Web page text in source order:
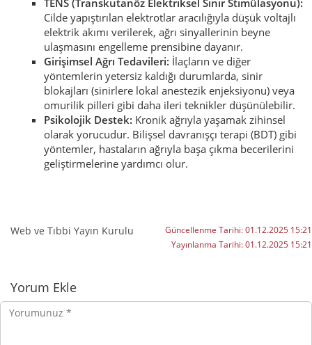
TENS (Transkutanöz Elektriksel Sinir Stimülasyonu):
Cilde yapıştırılan elektrotlar aracılığıyla düşük voltajlı
elektrik akımı verilerek, ağrı sinyallerinin beyne
ulaşmasını engelleme prensibine dayanır.
Girişimsel Ağrı Tedavileri: İlaçların ve diğer
yöntemlerin yetersiz kaldığı durumlarda, sinir
blokajları (sinirlere lokal anestezik enjeksiyonu) veya
omurilik pilleri gibi daha ileri teknikler düşünülebilir.
Psikolojik Destek: Kronik ağrıyla yaşamak zihinsel
olarak yorucudur. Bilişsel davranışçı terapi (BDT) gibi
yöntemler, hastaların ağrıyla başa çıkma becerilerini
geliştirmelerine yardımcı olur.
Web ve Tıbbi Yayın Kurulu Güncellenme Tarihi:01.12.2025 15:21
Yayınlanma Tarihi:01.12.2025 15:21
Yorumlar
Yorum Ekle
Yorumunuz